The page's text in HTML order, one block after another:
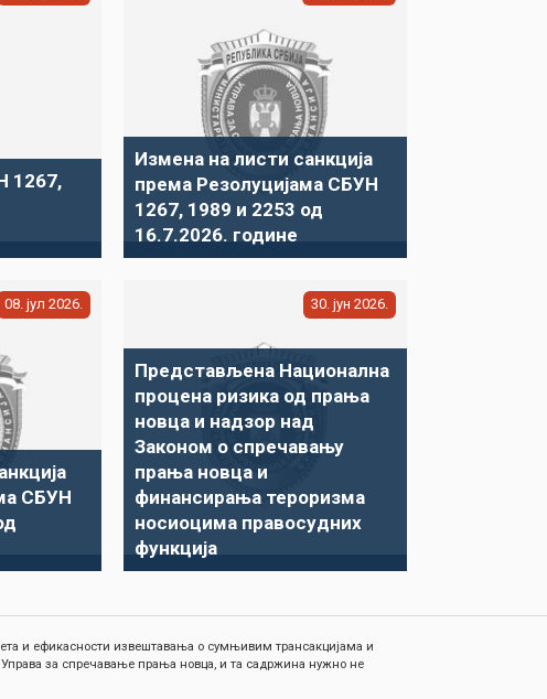
1267,
Измена на листи санкција
према Резолуцијама СБУН
1267, 1989 и 2253 од
16.7.2026. године
08 јул 2026
СБУН
30 јун 2026
Представљена Национална
процена ризика од прања
новца и надзор над
Законом о спречавању
прања новца и
финансирања тероризма
носиоцима правосудних
функција
и ефикасности извештавања о сумњивим трансакцијама и
за спречавање прања новца, и та садржина нужно не